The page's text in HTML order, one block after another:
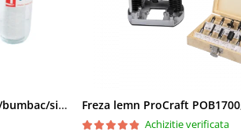
Filtru apa triplu cu carbune/bumbac/sita 3x3/4"*10
Achizitie verificata